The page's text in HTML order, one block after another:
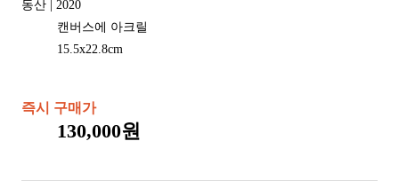
동산 | 2020
캔버스에 아크릴
15.5x22.8cm
즉시 구매가
130,000원